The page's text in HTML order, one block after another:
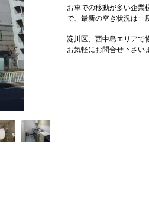
お車での移動が多い企業
で、最新の空き状況は一
淀川区、西中島エリアで
お気軽にお問合せ下さい